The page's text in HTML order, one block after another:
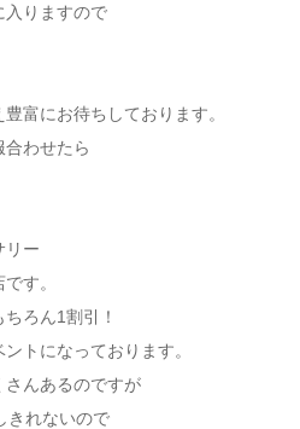
入りますので
富にお待ちしております。
わせたら
リー
す。
ろん1割引！
トになっております。
さんあるのですが
きれないので